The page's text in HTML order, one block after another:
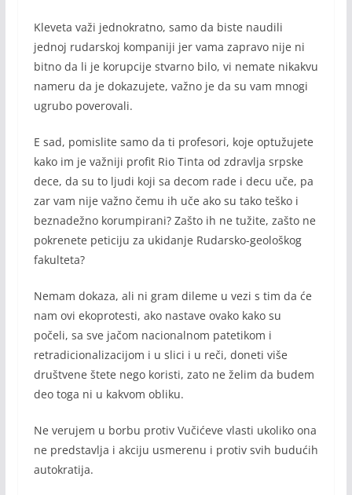
Kleveta važi jednokratno, samo da biste naudili
jednoj rudarskoj kompaniji jer vama zapravo nije ni
bitno da li je korupcije stvarno bilo, vi nemate nikakvu
nameru da je dokazujete, važno je da su vam mnogi
ugrubo poverovali.
E sad, pomislite samo da ti profesori, koje optužujete
kako im je važniji profit Rio Tinta od zdravlja srpske
dece, da su to ljudi koji sa decom rade i decu uče, pa
zar vam nije važno čemu ih uče ako su tako teško i
beznadežno korumpirani? Zašto ih ne tužite, zašto ne
pokrenete peticiju za ukidanje Rudarsko-geološkog
fakulteta?
Nemam dokaza, ali ni gram dileme u vezi s tim da će
nam ovi ekoprotesti, ako nastave ovako kako su
počeli, sa sve jačom nacionalnom patetikom i
retradicionalizacijom i u slici i u reči, doneti više
društvene štete nego koristi, zato ne želim da budem
deo toga ni u kakvom obliku.
Ne verujem u borbu protiv Vučićeve vlasti ukoliko ona
ne predstavlja i akciju usmerenu i protiv svih budućih
autokratija.